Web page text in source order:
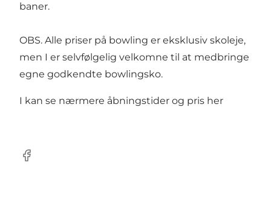
baner.
OBS. Alle priser på bowling er eksklusiv skoleje,
men I er selvfølgelig velkomne til at medbringe
egne godkendte bowlingsko.
I kan se nærmere åbningstider og pris her
Facebook